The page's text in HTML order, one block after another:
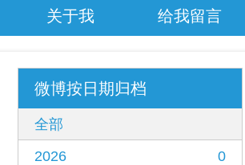
关于我 给我留言
微博按日期归档
全部
2026
0